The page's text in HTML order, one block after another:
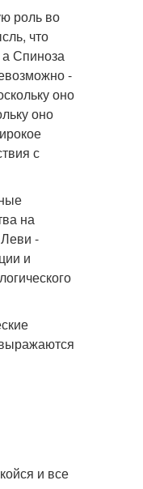
роль во
что
а Спиноза
-
оно
оно
с
на
-
и
и все